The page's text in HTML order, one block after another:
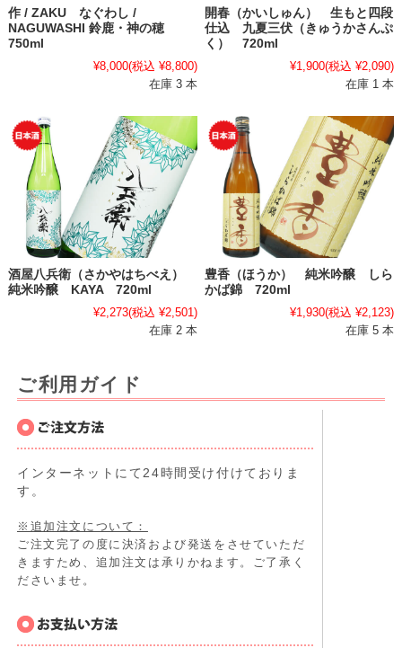
作 / ZAKU なぐわし /
NAGUWASHI 鈴鹿・神の穂
750ml
¥8,000(税込 ¥8,800)
在庫 3 本
開春（かいしゅん） 生もと四段
仕込 九夏三伏（きゅうかさんぷ
く） 720ml
¥1,900(税込 ¥2,090)
在庫 1 本
酒屋八兵衛（さかやはちべえ）
純米吟醸 KAYA 720ml
¥2,273(税込 ¥2,501)
在庫 2 本
豊香（ほうか） 純米吟醸 しら
かば錦 720ml
¥1,930(税込 ¥2,123)
在庫 5 本
ご利用ガイド
インターネットにて24時間受け付けておりま
す。
※追加注文について：
ご注文完了の度に決済および発送をさせていただ
きますため、追加注文は承りかねます。ご了承く
ださいませ。